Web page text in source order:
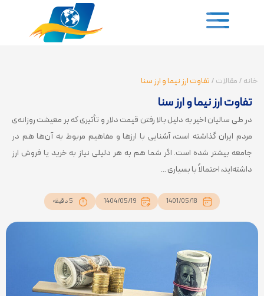
خانه/مقالات/تفاوت ارز نیما و ارز سنا
تفاوت ارز نیما و ارز سنا
در طی سالیان اخیر به دلیل بالا رفتن قیمت دلار و تأثیری که بر معیشت روزانه‌ی
مردم ایران گذاشته است، آشنایی با ارزها و مفاهیم مربوط به آن‌ها هم در
جامعه بیشتر شده است. اگر شما هم به هر دلیلی نیاز به خرید یا فروش ارز
داشته‌اید، احتمالاً با بسیاری ...
1401/05/18
1404/05/19 5 دقیقه